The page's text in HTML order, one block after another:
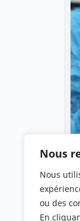
Nous
Nous
ou des
En